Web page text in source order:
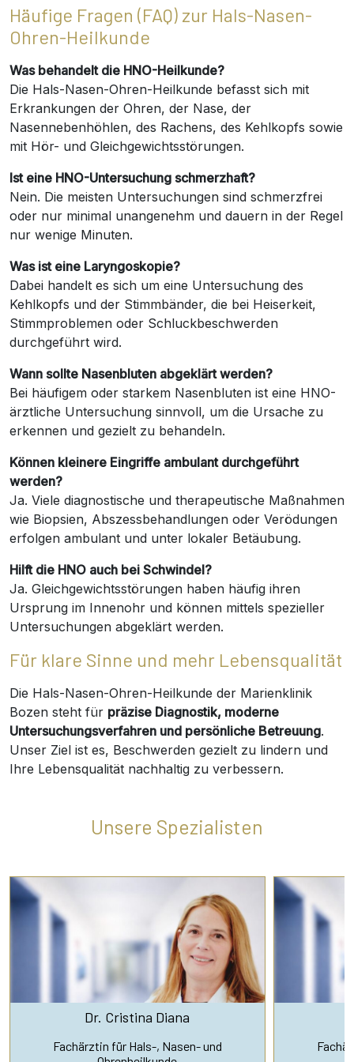
Häufige Fragen (FAQ) zur Hals-Nasen-
Ohren-Heilkunde
Was behandelt die HNO-Heilkunde?
Die Hals-Nasen-Ohren-Heilkunde befasst sich mit
Erkrankungen der Ohren, der Nase, der
Nasennebenhöhlen, des Rachens, des Kehlkopfs sowie
mit Hör- und Gleichgewichtsstörungen.
Ist eine HNO-Untersuchung schmerzhaft?
Nein. Die meisten Untersuchungen sind schmerzfrei
oder nur minimal unangenehm und dauern in der Regel
nur wenige Minuten.
Was ist eine Laryngoskopie?
Dabei handelt es sich um eine Untersuchung des
Kehlkopfs und der Stimmbänder, die bei Heiserkeit,
Stimmproblemen oder Schluckbeschwerden
durchgeführt wird.
Wann sollte Nasenbluten abgeklärt werden?
Bei häufigem oder starkem Nasenbluten ist eine HNO-
ärztliche Untersuchung sinnvoll, um die Ursache zu
erkennen und gezielt zu behandeln.
Können kleinere Eingriffe ambulant durchgeführt
werden?
Ja. Viele diagnostische und therapeutische Maßnahmen
wie Biopsien, Abszessbehandlungen oder Verödungen
erfolgen ambulant und unter lokaler Betäubung.
Hilft die HNO auch bei Schwindel?
Ja. Gleichgewichtsstörungen haben häufig ihren
Ursprung im Innenohr und können mittels spezieller
Untersuchungen abgeklärt werden.
Für klare Sinne und mehr Lebensqualität
Die Hals-Nasen-Ohren-Heilkunde der Marienklinik
Bozen steht für präzise Diagnostik, moderne
Untersuchungsverfahren und persönliche Betreuung.
Unser Ziel ist es, Beschwerden gezielt zu lindern und
Ihre Lebensqualität nachhaltig zu verbessern.
Unsere Spezialisten
Dr. Cristina Diana
Fachärztin für Hals-, Nasen- und